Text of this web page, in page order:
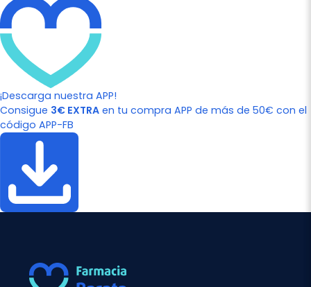
¡Descarga nuestra APP!
Consigue 3€ EXTRA en tu compra APP de más de 50€ con el
código APP-FB